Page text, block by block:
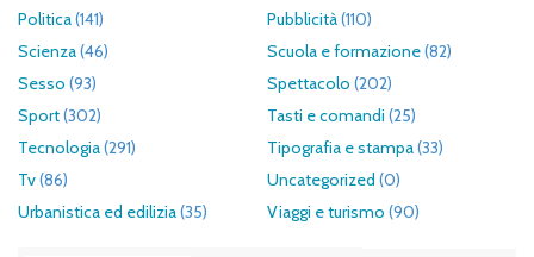
Politica(141) Pubblicità(110)
Scienza(46) Scuola e formazione(82)
Sesso (93) Spettacolo (202)
Sport(302) Tasti e comandi (25)
Tecnologia(291) Tipografia e stampa(33)
Tv(86) Uncategorized (0)
Urbanistica ed edilizia(35) Viaggi e turismo (90)